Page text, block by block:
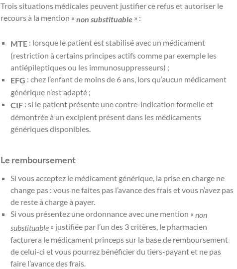
Trois situations médicales peuvent justifier ce refus et autoriser le
recours à la mention « non substituable » :
MTE : lorsque le patient est stabilisé avec un médicament
(restriction à certains principes actifs comme par exemple les
antiépileptiques ou les immunosuppresseurs) ;
EFG : chez l’enfant de moins de 6 ans, lors qu’aucun médicament
générique n’est adapté ;
CIF : si le patient présente une contre-indication formelle et
démontrée à un excipient présent dans les médicaments
génériques disponibles.
Le remboursement
Si vous acceptez le médicament générique, la prise en charge ne
change pas : vous ne faites pas l’avance des frais et vous n’avez pas
de reste à charge à payer.
Si vous présentez une ordonnance avec une mention « non
substituable » justifiée par l’un des 3 critères, le pharmacien
facturera le médicament princeps sur la base de remboursement
de celui-ci et vous pourrez bénéficier du tiers-payant et ne pas
faire l’avance des frais.